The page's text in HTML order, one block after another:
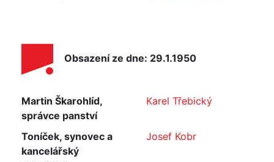
Obsazení ze dne: 29.1.1950
Martin Škarohlíd,
správce panství
Karel Třebický
Toníček, synovec a
kancelářský
Josef Kobr